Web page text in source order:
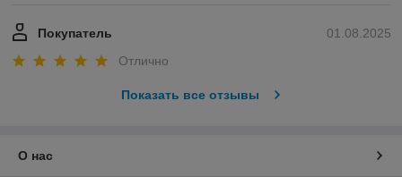
01.08.2025
Покупатель
Отлично
Показать все отзывы
О нас